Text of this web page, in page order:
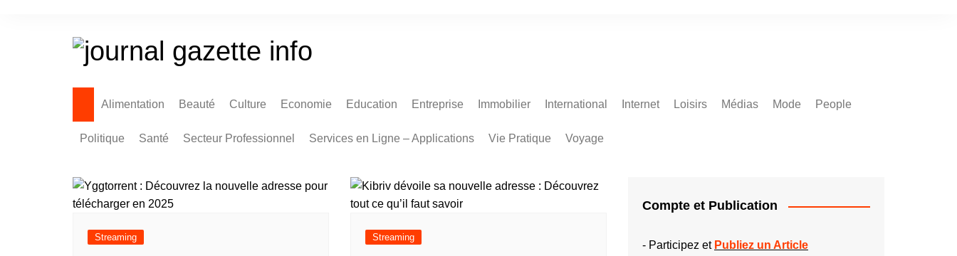
Alimentation Beauté Culture Economie Education Entreprise Immobilier International Internet Loisirs Médias Mode People
Politique Santé Secteur Professionnel Services en Ligne – Applications Vie Pratique Voyage
Streaming Streaming
Compte et Publication
- Participez et Publiez un Article